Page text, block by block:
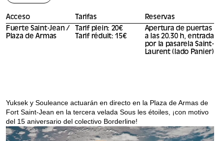
Acceso
Fuerte Saint-Jean /
Plaza de Armas
Tarifas
Tarif plein: 20€
Tarif réduit: 15€
Reservas
Apertura de puertas
a las 20.30 h, entrada
por la pasarela Saint-
Laurent (lado Panier)
Yuksek y Souleance actuarán en directo en la Plaza de Armas de
Fort Saint-Jean en la tercera velada Sous les étoiles, ¡con motivo
del 15 aniversario del colectivo Borderline!